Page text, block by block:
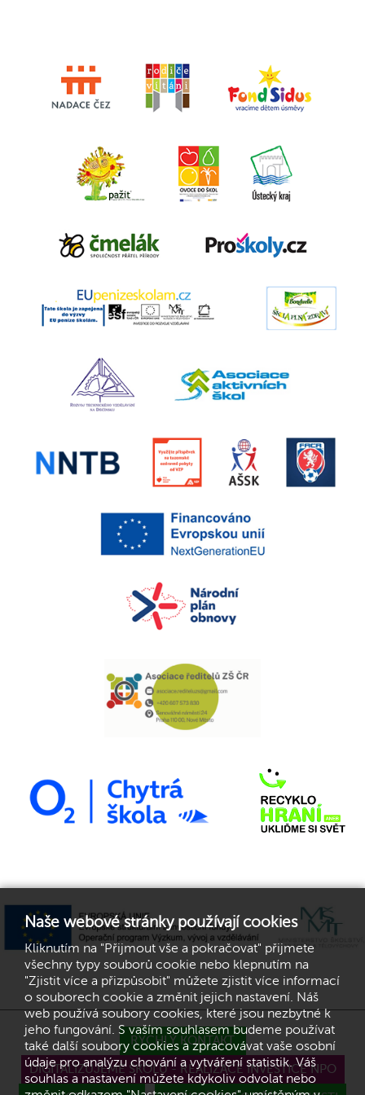
RYCHLÝ KONTAKT
DIGITALIZUJEME ŠKOLU - REALIZACE INVESTICE NPO
Naše webové stránky používají cookies
Kliknutím na "Přijmout vše a pokračovat" přijmete
všechny typy souborů cookie nebo klepnutím na
"Zjistit více a přizpůsobit" můžete zjistit více informací
o souborech cookie a změnit jejich nastavení. Náš
web používá soubory cookies, které jsou nezbytné k
jeho fungování. S vaším souhlasem budeme používat
také další soubory cookies a zpracovávat vaše osobní
údaje pro analýzu chování a vytváření statistik. Váš
souhlas a nastavení můžete kdykoliv odvolat nebo